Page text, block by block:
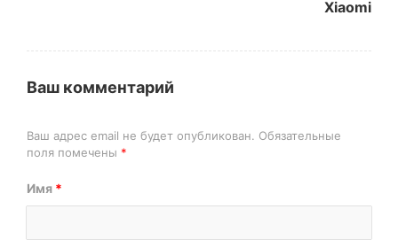
Xiaomi
Ваш комментарий
Ваш адрес email не будет опубликован. Обязательные
поля помечены *
Имя *